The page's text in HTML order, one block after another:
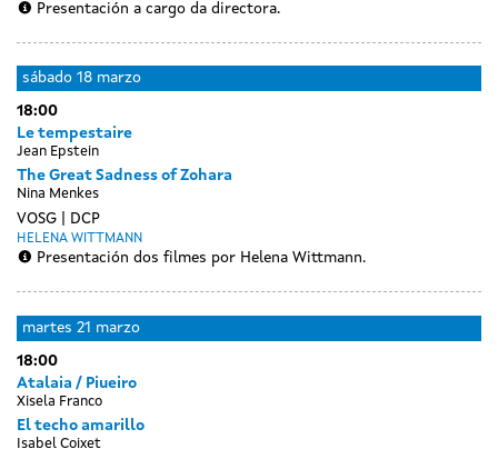
Presentación a cargo da directora.
sábado 18 marzo
18:00
Le tempestaire
Jean Epstein
The Great Sadness of Zohara
Nina Menkes
VOSG DCP
HELENA WITTMANN
Presentación dos filmes por Helena Wittmann.
luns
20
marzo
Day
without
sessions
martes 21 marzo
18:00
Atalaia / Piueiro
Xisela Franco
El techo amarillo
Isabel Coixet